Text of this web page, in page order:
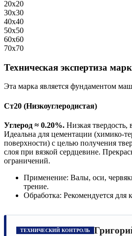
20х20
30х30
40х40
50х50
60х60
70х70
Техническая экспертиза
Эта марка является фундаментом
Ст20 (Низкоуглеродистая)
Углерод ≈ 0.20%. Низкая твердость,
Идеальна для цементации (химико-
поверхности) с целью получения
слоя при вязкой сердцевине.
ограничений.
Применение: Валы, оси,
трение.
Обработка: Рекомендуется для
ТЕХНИЧЕСКИЙ КОНТРОЛЬ